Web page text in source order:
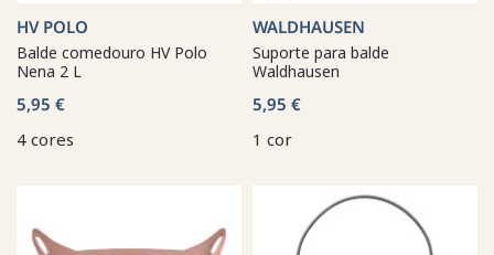
HV POLO
Balde comedouro HV Polo
Nena 2 L
5,95 €
4 cores
WALDHAUSEN
Suporte para balde
Waldhausen
5,95 €
1 cor